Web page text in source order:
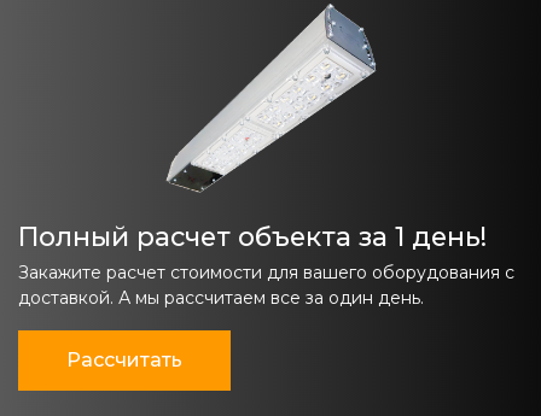
Полный расчет объекта за 1 день!
Закажите расчет стоимости для вашего оборудования с
доставкой. А мы рассчитаем все за один день.
Рассчитать